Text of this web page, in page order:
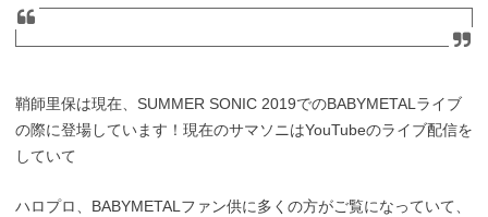
鞘師里保は現在、SUMMER SONIC 2019でのBABYMETALライブ
の際に登場しています！現在のサマソニはYouTubeのライブ配信を
していて
ハロプロ、BABYMETALファン供に多くの方がご覧になっていて、